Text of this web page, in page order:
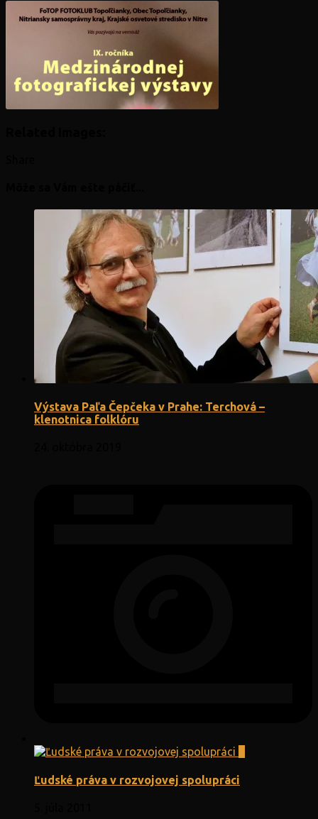
Výstava Paľa Čepčeka v Prahe: Terchová –
klenotnica folklóru
Ľudské práva v rozvojovej spolupráci